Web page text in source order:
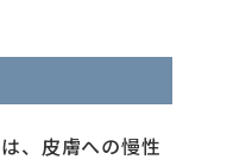
、皮膚への慢性